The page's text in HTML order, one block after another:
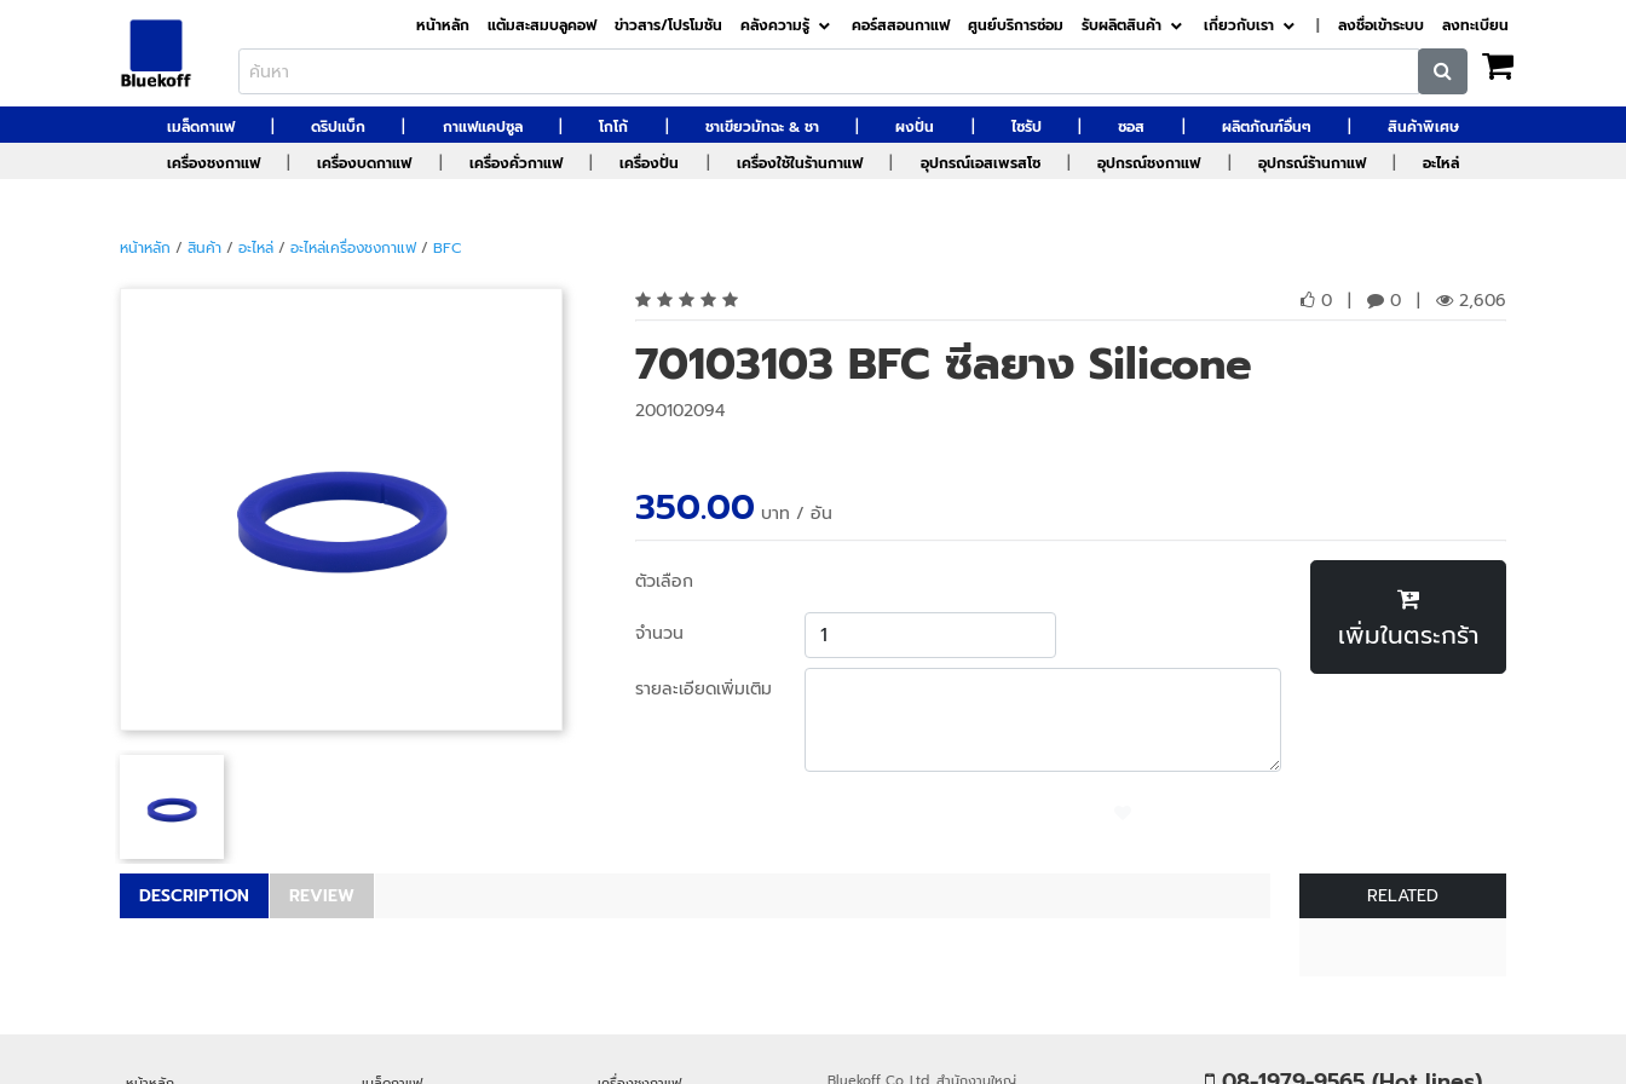
หน้าหลัก แต้มสะสมบลูคอฟ ข่าวสาร/โปรโมชัน คลังความรู้ คอร์สสอนกาแฟ ศูนย์บริการซ่อม รับผลิตสินค้า เกี่ยวกับเรา | ลงชื่อเข้าระบบ ลงทะเบียน
เมล็ดกาแฟ | ดริปแบ็ก | กาแฟแคปซูล | โกโก้ | ชาเขียวมัทฉะ & ชา | ผงปั่น | ไซรัป | ซอส | ผลิตภัณฑ์อื่นๆ |
สินค้าพิเศษ
เครื่องชงกาแฟ
| เครื่องบดกาแฟ | เครื่องคั่วกาแฟ | เครื่องปั่น | เครื่องใช้ในร้านกาแฟ | อุปกรณ์เอสเพรสโซ | อุปกรณ์ชงกาแฟ | อุปกรณ์ร้านกาแฟ | อะไหล่
หน้าหลัก / สินค้า / อะไหล่ / อะไหล่เครื่องชงกาแฟ/ BFC
0 | 0 | 2,606
70103103 BFC ซีลยาง Silicone
200102094
350.00 บาท / อัน
ตัวเลือก
จำนวน
รายละเอียดเพิ่มเติม
เพิ่มในตระกร้า
DESCRIPTION REVIEW RELATED
Bluekoff Co.,Ltd. สำนักงานใหญ่